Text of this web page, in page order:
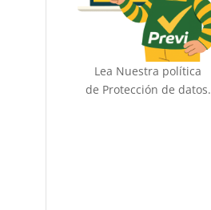
Lea Nuestra política
de Protección de datos.